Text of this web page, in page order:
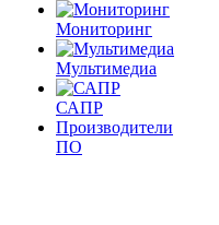
Мониторинг
Мультимедиа
САПР
Производители
ПО